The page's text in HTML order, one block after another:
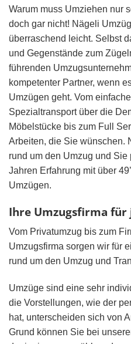
Warum muss Umziehen nur
doch gar nicht! Nägeli
überraschend leicht. Selbst
und Gegenstände zum
führenden
kompetenter Partner, wenn
Umzügen geht. Vom
Spezialtransport über die
Möbelstücke bis zum Full
Arbeiten, die Sie wünschen.
rund um den Umzug und
Jahren Erfahrung mit über
Umzügen.
Ihre Umzugsfirma für
Vom Privatumzug bis zum
Umzugsfirma sorgen wir für
rund um den Umzug und
Umzüge sind eine sehr
die Vorstellungen, wie der
hat, unterscheiden sich von
Grund können Sie bei